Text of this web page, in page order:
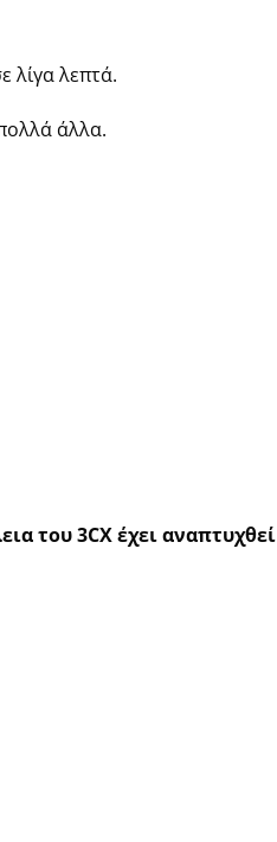
λίγα λεπτά.
άλλα.
του 3CX έχει αναπτυχθεί